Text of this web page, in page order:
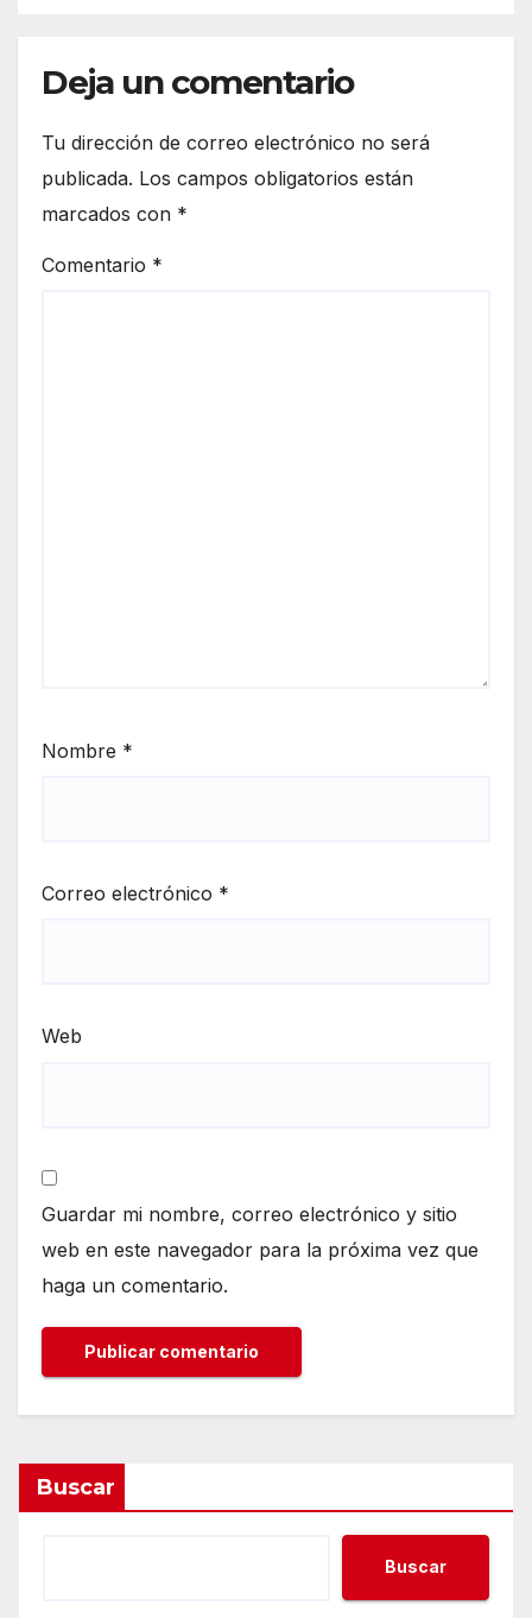
Deja un comentario
Tu dirección de correo electrónico no será
publicada. Los campos obligatorios están
marcados con *
Comentario *
Nombre *
Correo electrónico *
Web
Guardar mi nombre, correo electrónico y sitio
web en este navegador para la próxima vez que
haga un comentario.
Buscar
Buscar